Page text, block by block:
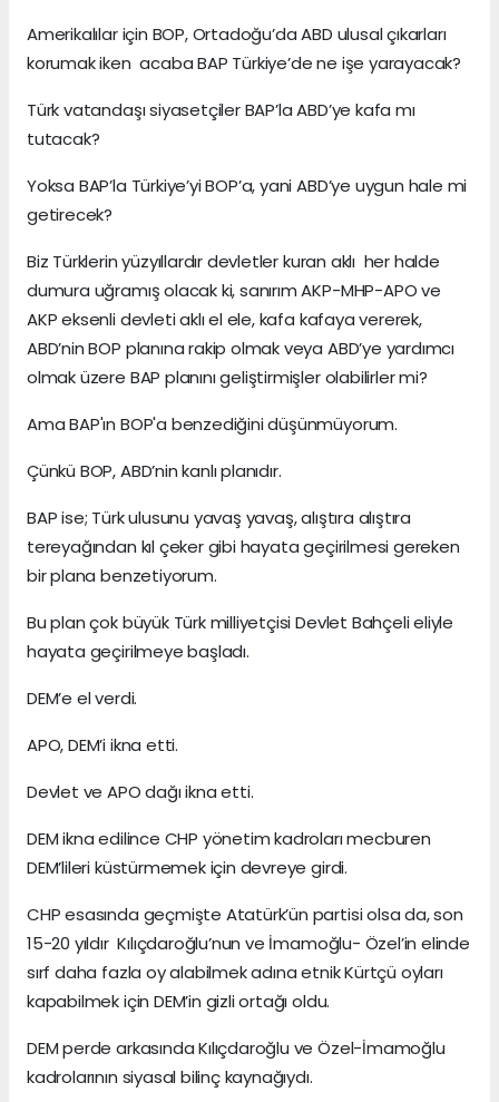
Amerikalılar için BOP, Ortadoğu’da ABD ulusal çıkarları
korumak iken acaba BAP Türkiye’de ne işe yarayacak?
Türk vatandaşı siyasetçiler BAP’la ABD’ye kafa mı
tutacak?
Yoksa BAP’la Türkiye’yi BOP’a, yani ABD’ye uygun hale mi
getirecek?
Biz Türklerin yüzyıllardır devletler kuran aklı her halde
dumura uğramış olacak ki, sanırım AKP-MHP-APO ve
AKP eksenli devleti aklı el ele, kafa kafaya vererek,
ABD’nin BOP planına rakip olmak veya ABD’ye yardımcı
olmak üzere BAP planını geliştirmişler olabilirler mi?
Ama BAP'ın BOP'a benzediğini düşünmüyorum.
Çünkü BOP, ABD’nin kanlı planıdır.
BAP ise; Türk ulusunu yavaş yavaş, alıştıra alıştıra
tereyağından kıl çeker gibi hayata geçirilmesi gereken
bir plana benzetiyorum.
Bu plan çok büyük Türk milliyetçisi Devlet Bahçeli eliyle
hayata geçirilmeye başladı.
DEM’e el verdi.
APO, DEM’i ikna etti.
Devlet ve APO dağı ikna etti.
DEM ikna edilince CHP yönetim kadroları mecburen
DEM’lileri küstürmemek için devreye girdi.
CHP esasında geçmişte Atatürk’ün partisi olsa da, son
15-20 yıldır Kılıçdaroğlu’nun ve İmamoğlu- Özel’in elinde
sırf daha fazla oy alabilmek adına etnik Kürtçü oyları
kapabilmek için DEM’in gizli ortağı oldu.
DEM perde arkasında Kılıçdaroğlu ve Özel-İmamoğlu
kadrolarının siyasal bilinç kaynağıydı.